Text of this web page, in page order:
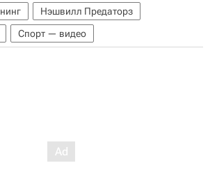
Нэшвилл Предаторз
Спорт — видео